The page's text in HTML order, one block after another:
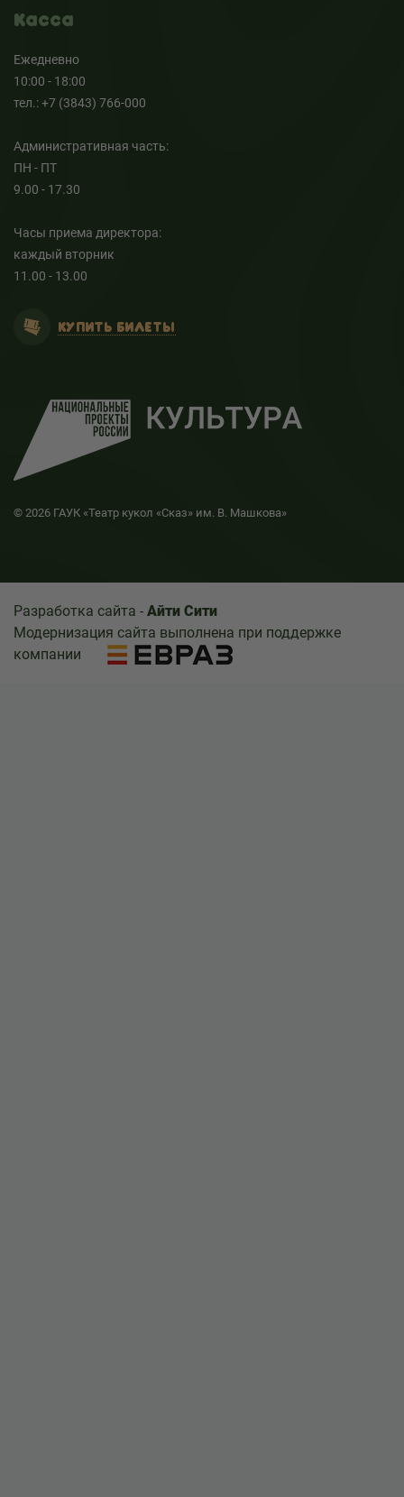
Касса
Ежедневно
10:00 - 18:00
тел.: +7 (3843) 766-000
Административная часть:
ПН - ПТ
9.00 - 17.30
Часы приема директора:
каждый вторник
11.00 - 13.00
КУПИТЬ БИЛЕТЫ
© 2026 ГАУК «Театр кукол «Сказ» им. В. Машкова»
Разработка сайта - Айти Сити
Модернизация сайта выполнена при поддержке
компании